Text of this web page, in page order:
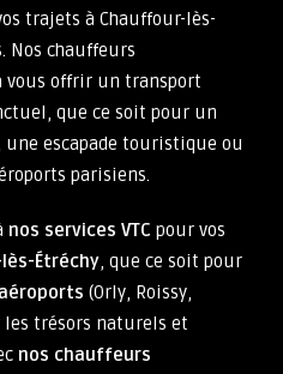
trajets à Chauffour-lès-
Nos chauffeurs
vous offrir un transport
que ce soit pour un
escapade touristique ou
parisiens.
nos services VTC pour vos
Étréchy, que ce soit pour
aéroports (Orly, Roissy,
les trésors naturels et
nos chauffeurs